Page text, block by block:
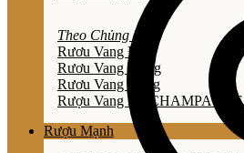
Theo Chủng Loại
Rươu Vang Đỏ
Rươu Vang Trắng
Rươu Vang Hồng
Rượu Vang Nổ/CHAMPAGNE
Rượu Mạnh